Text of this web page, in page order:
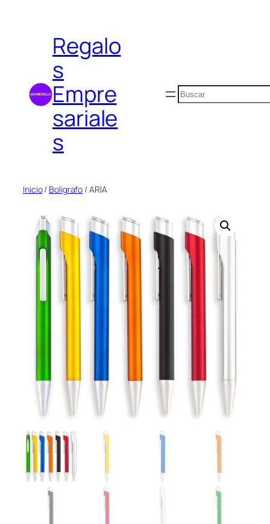
contenidoRegalo
s
Empre
sariale
s
Buscar
Inicio/ Bolígrafo / ARIA